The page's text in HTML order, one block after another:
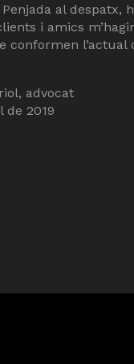
al despatx,
i amics
conformen l’actual
advocat
de 2019